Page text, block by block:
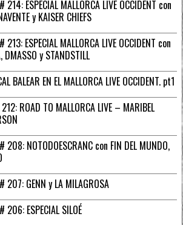
214: ESPECIAL MALLORCA LIVE OCCIDENT con
y KAISER CHIEFS
213: ESPECIAL MALLORCA LIVE OCCIDENT con
DMASSO y STANDSTILL
BALEAR EN EL MALLORCA LIVE OCCIDENT. pt1
ROAD TO MALLORCA LIVE – MARIBEL
208: NOTODOESCRANC con FIN DEL MUNDO,
207: GENN y LA MILAGROSA
206: ESPECIAL SILOÉ